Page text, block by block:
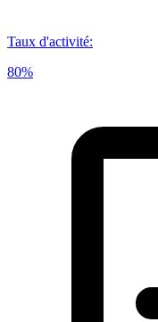
Taux d'activité:
80%